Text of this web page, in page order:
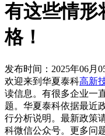
有这些情形
格！
发布时间：2025年06月
欢迎来到华夏泰科高新
读信息。有很多企业一
题。华夏泰科依据最近
行分析说明。最新政策
科微信公众号。更多问